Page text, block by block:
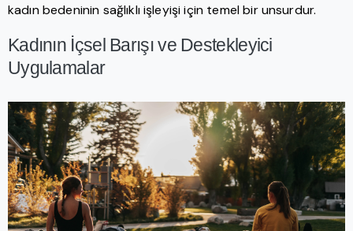
kadın bedeninin sağlıklı işleyişi için temel bir unsurdur.
Kadının İçsel Barışı ve Destekleyici
Uygulamalar